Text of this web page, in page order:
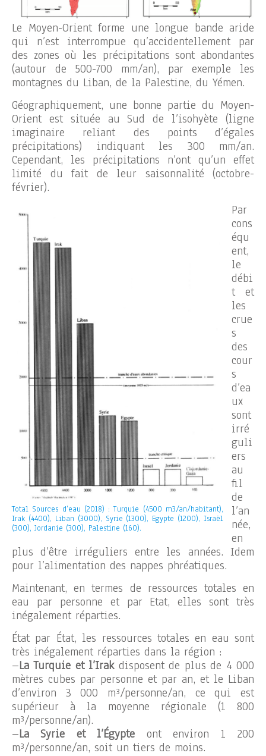
Le Moyen-Orient forme une longue bande aride
qui n’est interrompue qu’accidentellement par
des zones où les précipitations sont abondantes
(autour de 500-700 mm/an), par exemple les
montagnes du Liban, de la Palestine, du Yémen.
Géographiquement, une bonne partie du Moyen-
Orient est située au Sud de l’isohyète (ligne
imaginaire reliant des points d’égales
précipitations) indiquant les 300 mm/an.
Cependant, les précipitations n’ont qu’un effet
limité du fait de leur saisonnalité (octobre-
février).
Total Sources d’eau (2018) : Turquie (4500 m3/an/habitant),
Irak (4400), Liban (3000), Syrie (1300), Egypte (1200), Israël
(300), Jordanie (300), Palestine (160).
Par
cons
équ
ent,
le
débi
t et
les
crue
s
des
cour
s
d’ea
ux
sont
irré
guli
ers
au
fil
de
l’an
née,
en
plus d’être irréguliers entre les années. Idem
pour l’alimentation des nappes phréatiques.
Maintenant, en termes de ressources totales en
eau par personne et par Etat, elles sont très
inégalement réparties.
État par État, les ressources totales en eau sont
très inégalement réparties dans la région :
–La Turquie et l’Irakdisposent de plus de 4 000
mètres cubes par personne et par an, et le Liban
d’environ 3 000 m³/personne/an, ce qui est
supérieur à la moyenne régionale (1 800
m³/personne/an).
–La Syrie et l’Égypte ont environ 1 200
m³/personne/an, soit un tiers de moins.